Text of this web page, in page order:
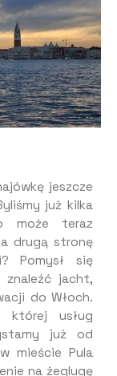
jeszcze
już kilka
może teraz
drugą stronę
Pomysł się
znaleźć jacht,
do Włoch.
której usług
już od
mieście Pula
na żeglugę